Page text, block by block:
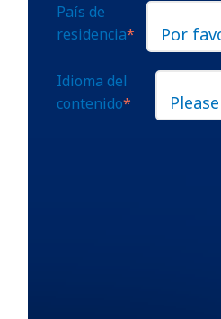
País de
residencia*
Idioma del
contenido*